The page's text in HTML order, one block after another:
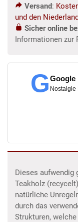
Versand:
und den
Sicher online
Informationen zur
GGoogle
Nostalgie
Dieses aufwendig
Teakholz
natürliche
durch das
Strukturen,